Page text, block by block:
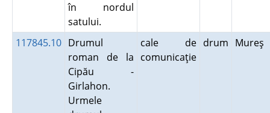
în nordul
satului.
117845.10 Drumul
roman de la
Cipău -
Girlahon.
Urmele
cale de
comunicaţie
drum Mureş